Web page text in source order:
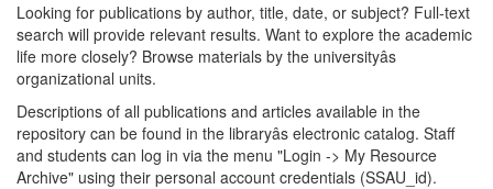
Looking for publications by author, title, date, or subject? Full-text
search will provide relevant results. Want to explore the academic
life more closely? Browse materials by the universityâs
organizational units.
Descriptions of all publications and articles available in the
repository can be found in the libraryâs electronic catalog. Staff
and students can log in via the menu "Login -> My Resource
Archive" using their personal account credentials (SSAU_id).